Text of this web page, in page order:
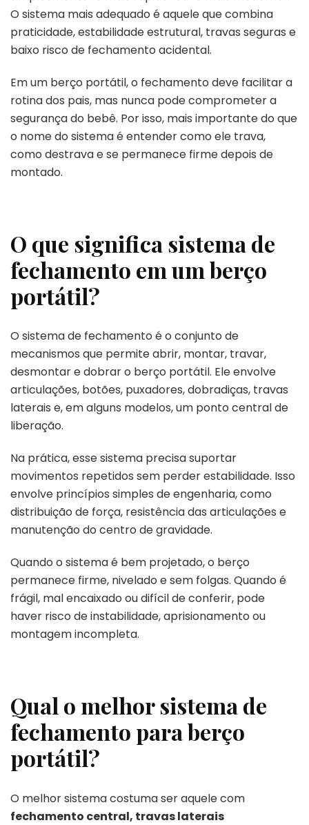
O sistema mais adequado é aquele que combina
praticidade, estabilidade estrutural, travas seguras e
baixo risco de fechamento acidental.
Em um berço portátil, o fechamento deve facilitar a
rotina dos pais, mas nunca pode comprometer a
segurança do bebê. Por isso, mais importante do que
o nome do sistema é entender como ele trava,
como destrava e se permanece firme depois de
montado.
O que significa sistema de
fechamento em um berço
portátil?
O sistema de fechamento é o conjunto de
mecanismos que permite abrir, montar, travar,
desmontar e dobrar o berço portátil. Ele envolve
articulações, botões, puxadores, dobradiças, travas
laterais e, em alguns modelos, um ponto central de
liberação.
Na prática, esse sistema precisa suportar
movimentos repetidos sem perder estabilidade. Isso
envolve princípios simples de engenharia, como
distribuição de força, resistência das articulações e
manutenção do centro de gravidade.
Quando o sistema é bem projetado, o berço
permanece firme, nivelado e sem folgas. Quando é
frágil, mal encaixado ou difícil de conferir, pode
haver risco de instabilidade, aprisionamento ou
montagem incompleta.
Qual o melhor sistema de
fechamento para berço
portátil?
O melhor sistema costuma ser aquele com
fechamento central, travas laterais